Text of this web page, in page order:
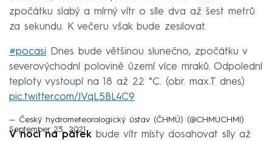
zpočátku slabý a mírný vítr o síle dva až šest metrů
za sekundu. K večeru však bude zesilovat.
#pocasi Dnes bude většinou slunečno, zpočátku v
severovýchodní polovině území více mraků. Odpolední
teploty vystoupí na 18 až 22 °C. (obr. max.T dnes)
pic.twitter.com/JVqL5BL4C9
— Český hydrometeorologický ústav (ČHMÚ) (@CHMUCHMI)
September 23, 2021
V noci na pátek bude vítr místy dosahovat síly až